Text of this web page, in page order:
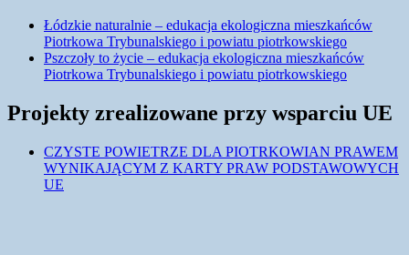
Łódzkie naturalnie – edukacja ekologiczna mieszkańców
Piotrkowa Trybunalskiego i powiatu piotrkowskiego
Pszczoły to życie – edukacja ekologiczna mieszkańców
Piotrkowa Trybunalskiego i powiatu piotrkowskiego
Projekty zrealizowane przy wsparciu UE
CZYSTE POWIETRZE DLA PIOTRKOWIAN PRAWEM
WYNIKAJĄCYM Z KARTY PRAW PODSTAWOWYCH
UE